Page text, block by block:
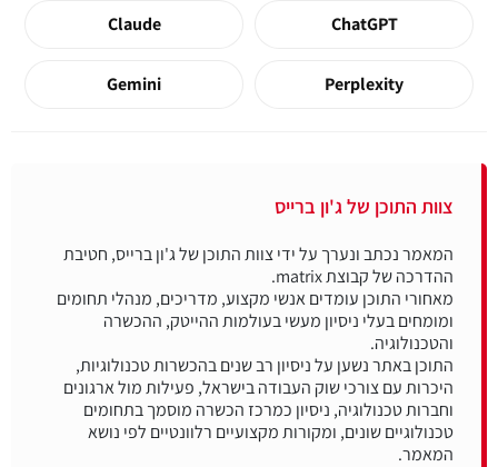
ChatGPT
Claude
Perplexity
Gemini
צוות התוכן של ג'ון ברייס
המאמר נכתב ונערך על ידי צוות התוכן של ג'ון ברייס, חטיבת
מאחורי התוכן עומדים אנשי מקצוע, מדריכים, מנהלי תחומים
ומומחים בעלי ניסיון מעשי בעולמות ההייטק, ההכשרה
התוכן באתר נשען על ניסיון רב שנים בהכשרות טכנולוגיות,
היכרות עם צורכי שוק העבודה בישראל, פעילות מול ארגונים
וחברות טכנולוגיה, ניסיון כמרכז הכשרה מוסמך בתחומים
טכנולוגיים שונים, ומקורות מקצועיים רלוונטיים לפי נושא
המאמר.